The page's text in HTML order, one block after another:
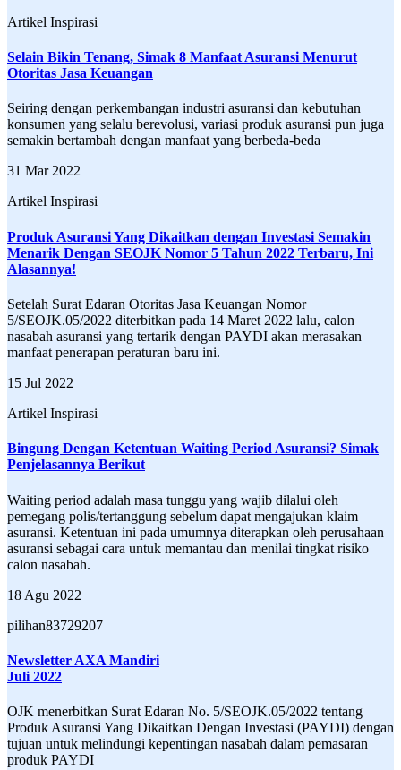
Artikel Inspirasi
Selain Bikin Tenang, Simak 8 Manfaat Asuransi Menurut
Otoritas Jasa Keuangan
Seiring dengan perkembangan industri asuransi dan kebutuhan
konsumen yang selalu berevolusi, variasi produk asuransi pun juga
semakin bertambah dengan manfaat yang berbeda-beda
31 Mar 2022
Artikel Inspirasi
Produk Asuransi Yang Dikaitkan dengan Investasi Semakin
Menarik Dengan SEOJK Nomor 5 Tahun 2022 Terbaru, Ini
Alasannya!
Setelah Surat Edaran Otoritas Jasa Keuangan Nomor
5/SEOJK.05/2022 diterbitkan pada 14 Maret 2022 lalu, calon
nasabah asuransi yang tertarik dengan PAYDI akan merasakan
manfaat penerapan peraturan baru ini.
15 Jul 2022
Artikel Inspirasi
Bingung Dengan Ketentuan Waiting Period Asuransi? Simak
Penjelasannya Berikut
Waiting period adalah masa tunggu yang wajib dilalui oleh
pemegang polis/tertanggung sebelum dapat mengajukan klaim
asuransi. Ketentuan ini pada umumnya diterapkan oleh perusahaan
asuransi sebagai cara untuk memantau dan menilai tingkat risiko
calon nasabah.
18 Agu 2022
pilihan83729207
Newsletter AXA Mandiri
Juli 2022
OJK menerbitkan Surat Edaran No. 5/SEOJK.05/2022 tentang
Produk Asuransi Yang Dikaitkan Dengan Investasi (PAYDI) dengan
tujuan untuk melindungi kepentingan nasabah dalam pemasaran
produk PAYDI